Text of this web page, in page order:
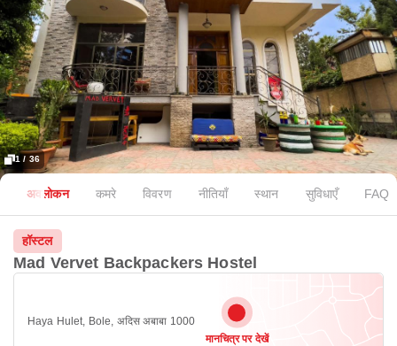
1 / 36
अवलोकन कमरे विवरण नीतियाँ स्थान सुविधाएँ FAQ
हॉस्टल
Mad Vervet Backpackers Hostel
Haya Hulet, Bole, अदिस अबाबा 1000
मानचित्र पर देखें